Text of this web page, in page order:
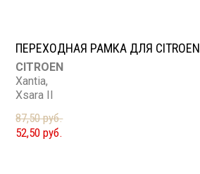
ПЕРЕХОДНАЯ РАМКА ДЛЯ CITROEN
CITROEN
Xantia,
Xsara II
87,50 руб.
52,50 руб.